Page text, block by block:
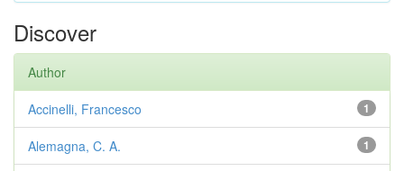
Discover
Author
1
Accinelli, Francesco
1
Alemagna, C. A.